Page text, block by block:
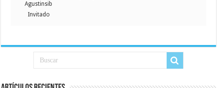
Agustinsib
Invitado